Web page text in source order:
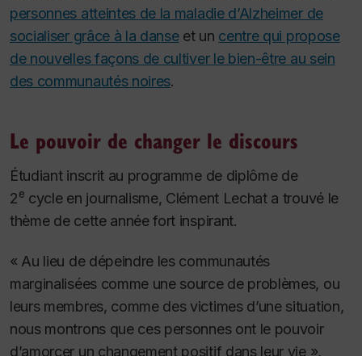
personnes atteintes de la maladie d’Alzheimer de
socialiser grâce à la danseet un centre qui propose
de nouvelles façons de cultiver le bien-être au sein
des communautés noires.
Le pouvoir de changer le discours
Étudiant inscrit au programme de diplôme de
2e cycle en journalisme, Clément Lechat a trouvé le
thème de cette année fort inspirant.
« Au lieu de dépeindre les communautés
marginalisées comme une source de problèmes, ou
leurs membres, comme des victimes d’une situation,
nous montrons que ces personnes ont le pouvoir
d’amorcer un changement positif dans leur vie »,